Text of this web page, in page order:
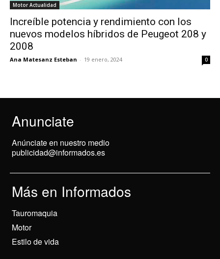
Motor Actualidad
Increíble potencia y rendimiento con los
nuevos modelos híbridos de Peugeot 208 y
2008
Ana Matesanz Esteban - 19 enero, 2024 0
Anunciate
Anúnciate en nuestro medio
publicidad@informados.es
Más en Informados
Tauromaquia
Motor
Estilo de vida